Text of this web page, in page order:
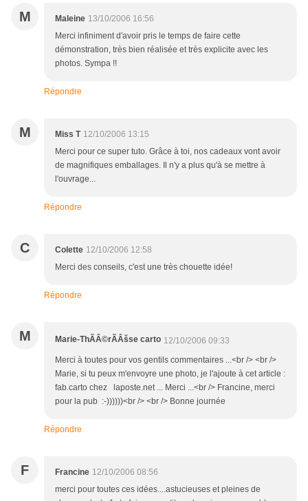
M Maleine 13/10/2006 16:56
Merci infiniment d'avoir pris le temps de faire cette
démonstration, très bien réalisée et très explicite avec les
photos. Sympa !!
Répondre
M Miss T 12/10/2006 13:15
Merci pour ce super tuto. Grâce à toi, nos cadeaux vont avoir
de magnifiques emballages. Il n'y a plus qu'à se mettre à
l'ouvrage...
Répondre
C Colette 12/10/2006 12:58
Merci des conseils, c'est une très chouette idée!
Répondre
M Marie-ThÃÂ©rÃÂšse carto 12/10/2006 09:33
Merci à toutes pour vos gentils commentaires ...<br /> <br />
Marie, si tu peux m'envoyre une photo, je l'ajoute à cet article :
fab.carto chez laposte.net ... Merci ...<br /> Francine, merci
pour la pub :-))))))<br /> <br /> Bonne journée
Répondre
F Francine 12/10/2006 08:56
merci pour toutes ces idées....astucieuses et pleines de